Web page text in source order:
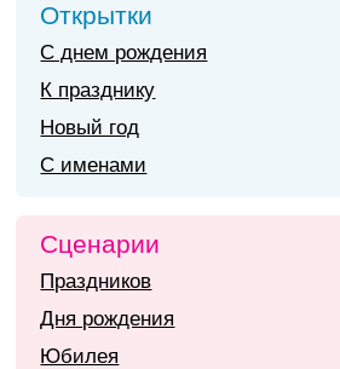
Открытки
С днем рождения
К празднику
Новый год
С именами
Сценарии
Праздников
Дня рождения
Юбилея